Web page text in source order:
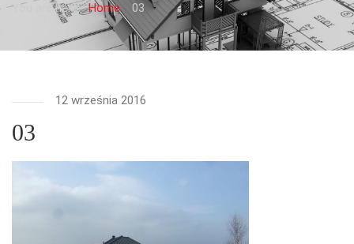
You are here: Home 03
12 września 2016
03